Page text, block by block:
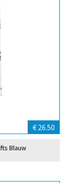
€ 26.50
Blauw